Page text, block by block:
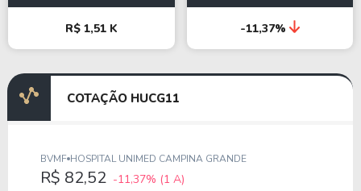
R$ 1,51 K -11,37%
COTAÇÃO HUCG11
BVMF HOSPITAL UNIMED CAMPINA GRANDE
R$ 82,52 -11,37% (1 A)